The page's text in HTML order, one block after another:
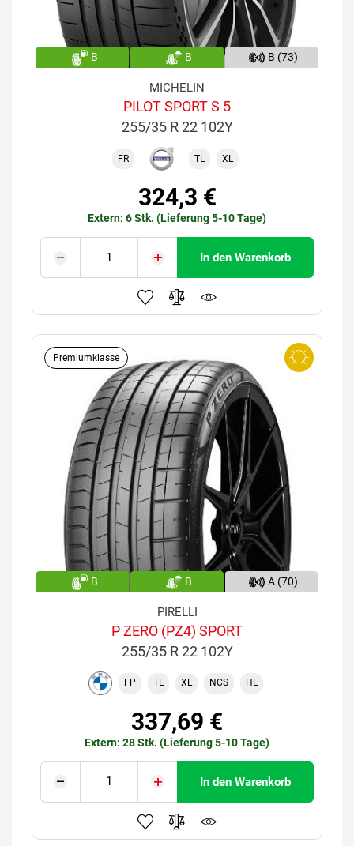
B B B (73)
MICHELIN
PILOT SPORT S 5
255/35 R 22 102Y
FR TL XL
324,3 €
Extern: 6 Stk. (Lieferung 5-10 Tage)
In den Warenkorb
Premiumklasse
B B A (70)
PIRELLI
P ZERO (PZ4) SPORT
255/35 R 22 102Y
FP TL XL NCS HL
337,69 €
Extern: 28 Stk. (Lieferung 5-10 Tage)
In den Warenkorb